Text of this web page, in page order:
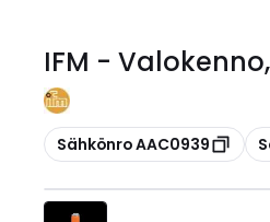
IFM -
Kopioi
Sähkönro AAC0939